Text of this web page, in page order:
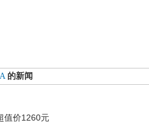
的新闻
值价1260元